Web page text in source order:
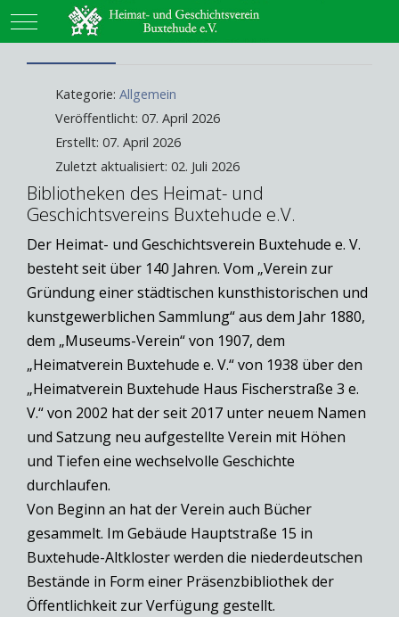
Mobile Menu Toggle
Kategorie: Allgemein
Veröffentlicht: 07. April 2026
Erstellt: 07. April 2026
Zuletzt aktualisiert: 02. Juli 2026
Bibliotheken des Heimat- und
Geschichtsvereins Buxtehude e.V.
Der Heimat- und Geschichtsverein Buxtehude e. V.
besteht seit über 140 Jahren. Vom „Verein zur
Gründung einer städtischen kunsthistorischen und
kunstgewerblichen Sammlung“ aus dem Jahr 1880,
dem „Museums-Verein“ von 1907, dem
„Heimatverein Buxtehude e. V.“ von 1938 über den
„Heimatverein Buxtehude Haus Fischerstraße 3 e.
V.“ von 2002 hat der seit 2017 unter neuem Namen
und Satzung neu aufgestellte Verein mit Höhen
und Tiefen eine wechselvolle Geschichte
durchlaufen.
Von Beginn an hat der Verein auch Bücher
gesammelt. Im Gebäude Hauptstraße 15 in
Buxtehude-Altkloster werden die niederdeutschen
Bestände in Form einer Präsenzbibliothek der
Öffentlichkeit zur Verfügung gestellt.